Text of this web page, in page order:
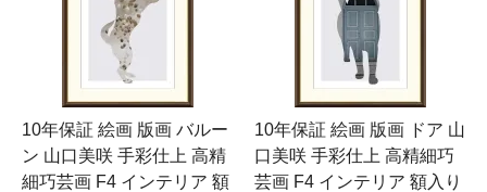
10年保証 絵画 版画 バルー
ン 山口美咲 手彩仕上 高精
細巧芸画 F4 インテリア 額
10年保証 絵画 版画 ドア 山
口美咲 手彩仕上 高精細巧
芸画 F4 インテリア 額入り